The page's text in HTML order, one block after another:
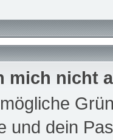
mich nicht
und dein